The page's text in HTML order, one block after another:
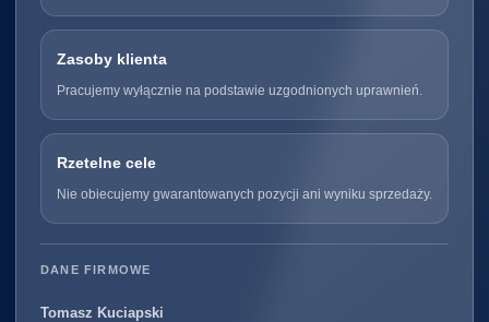
Zasoby klienta
Pracujemy wyłącznie na podstawie uzgodnionych uprawnień.
Rzetelne cele
Nie obiecujemy gwarantowanych pozycji ani wyniku sprzedaży.
DANE FIRMOWE
Tomasz Kuciapski